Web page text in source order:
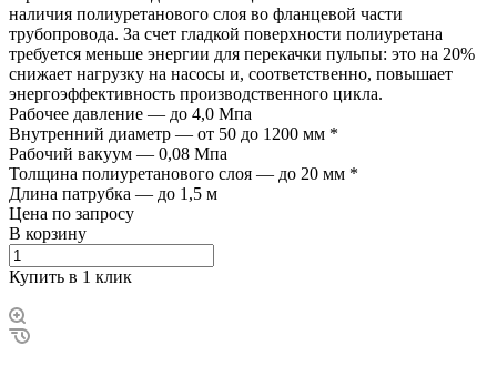
наличия полиуретанового слоя во фланцевой части
трубопровода. За счет гладкой поверхности полиуретана
требуется меньше энергии для перекачки пульпы: это на 20%
снижает нагрузку на насосы и, соответственно, повышает
энергоэффективность производственного цикла.
Рабочее давление — до 4,0 Мпа
Внутренний диаметр — от 50 до 1200 мм *
Рабочий вакуум — 0,08 Мпа
Толщина полиуретанового слоя — до 20 мм *
Длина патрубка — до 1,5 м
Цена по запросу
В корзину
Купить в 1 клик